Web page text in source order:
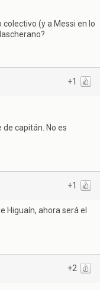
(y a Messi en lo
+1
capitán. No es
+1
Higuaín, ahora será el
+2